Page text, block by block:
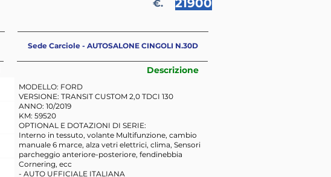
€. 21900
Sede Carciole - AUTOSALONE CINGOLI N.30D
Descrizione
MODELLO: FORD
VERSIONE: TRANSIT CUSTOM 2,0 TDCI 130
ANNO: 10/2019
KM: 59520
OPTIONAL E DOTAZIONI DI SERIE:
Interno in tessuto, volante Multifunzione, cambio
manuale 6 marce, alza vetri elettrici, clima, Sensori
parcheggio anteriore-posteriore, fendinebbia
Cornering, ecc
- AUTO UFFICIALE ITALIANA